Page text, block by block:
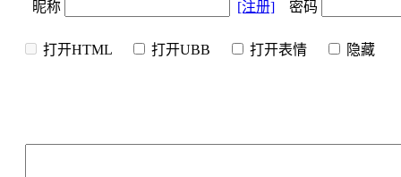
昵称 [注册] 密码
打开HTML 打开UBB 打开表情 隐